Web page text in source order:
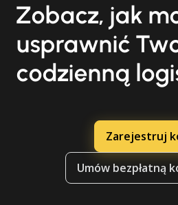
Zobacz, jak
usprawnić
codzienną
Zarejestruj
Umów bezpłatną